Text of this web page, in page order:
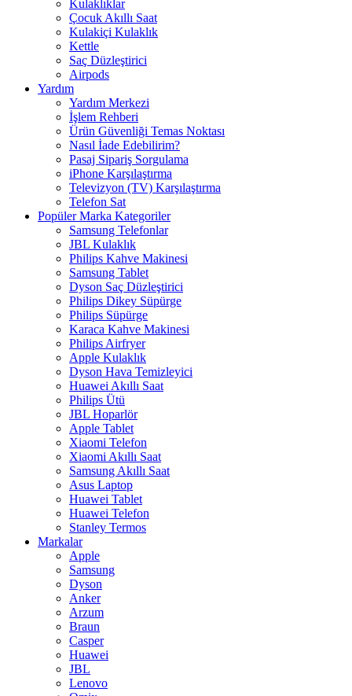
Kulaklıklar
Çocuk Akıllı Saat
Kulakiçi Kulaklık
Kettle
Saç Düzleştirici
Airpods
Yardım
Yardım Merkezi
İşlem Rehberi
Ürün Güvenliği Temas Noktası
Nasıl İade Edebilirim?
Pasaj Sipariş Sorgulama
iPhone Karşılaştırma
Televizyon (TV) Karşılaştırma
Telefon Sat
Popüler Marka Kategoriler
Samsung Telefonlar
JBL Kulaklık
Philips Kahve Makinesi
Samsung Tablet
Dyson Saç Düzleştirici
Philips Dikey Süpürge
Philips Süpürge
Karaca Kahve Makinesi
Philips Airfryer
Apple Kulaklık
Dyson Hava Temizleyici
Huawei Akıllı Saat
Philips Ütü
JBL Hoparlör
Apple Tablet
Xiaomi Telefon
Xiaomi Akıllı Saat
Samsung Akıllı Saat
Asus Laptop
Huawei Tablet
Huawei Telefon
Stanley Termos
Markalar
Apple
Samsung
Dyson
Anker
Arzum
Braun
Casper
Huawei
JBL
Lenovo